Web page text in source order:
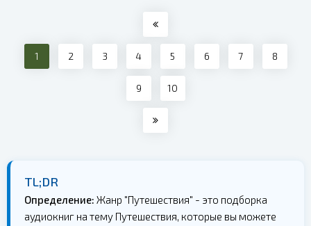
1 2 3 4 5 6 7 8
9 10
TL;DR
Определение: Жанр "Путешествия" - это подборка
аудиокниг на тему Путешествия, которые вы можете